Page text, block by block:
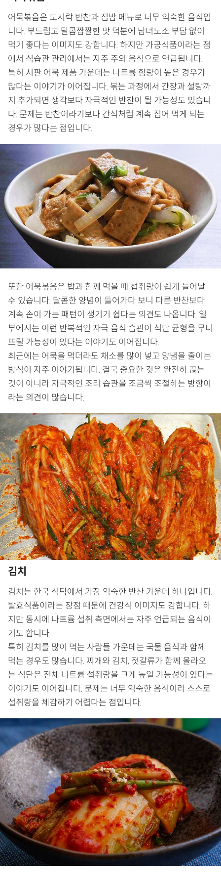
어묵볶음은 도시락 반찬과 집밥 메뉴로 너무 익숙한 음식입
니다. 부드럽고 달콤짭짤한 맛 덕분에 남녀노소 부담 없이
먹기 좋다는 이미지도 강합니다. 하지만 가공식품이라는 점
에서 식습관 관리에서는 자주 주의 음식으로 언급됩니다.
특히 시판 어묵 제품 가운데는 나트륨 함량이 높은 경우가
많다는 이야기가 이어집니다. 볶는 과정에서 간장과 설탕까
지 추가되면 생각보다 자극적인 반찬이 될 가능성도 있습니
다. 문제는 반찬이라기보다 간식처럼 계속 집어 먹게 되는
경우가 많다는 점입니다.
또한 어묵볶음은 밥과 함께 먹을 때 섭취량이 쉽게 늘어날
수 있습니다. 달콤한 양념이 들어가다 보니 다른 반찬보다
계속 손이 가는 패턴이 생기기 쉽다는 의견도 나옵니다. 일
부에서는 이런 반복적인 자극 음식 습관이 식단 균형을 무너
뜨릴 가능성이 있다는 이야기도 이어집니다.
최근에는 어묵을 먹더라도 채소를 많이 넣고 양념을 줄이는
방식이 자주 이야기됩니다. 결국 중요한 것은 완전히 끊는
것이 아니라 자극적인 조리 습관을 조금씩 조절하는 방향이
라는 의견이 많습니다.
김치
김치는 한국 식탁에서 가장 익숙한 반찬 가운데 하나입니다.
발효식품이라는 장점 때문에 건강식 이미지도 강합니다. 하
지만 동시에 나트륨 섭취 측면에서는 자주 언급되는 음식이
기도 합니다.
특히 김치를 많이 먹는 사람들 가운데는 국물 음식과 함께
먹는 경우도 많습니다. 찌개와 김치, 젓갈류가 함께 올라오
는 식단은 전체 나트륨 섭취량을 크게 높일 가능성이 있다는
이야기도 이어집니다. 문제는 너무 익숙한 음식이라 스스로
섭취량을 체감하기 어렵다는 점입니다.